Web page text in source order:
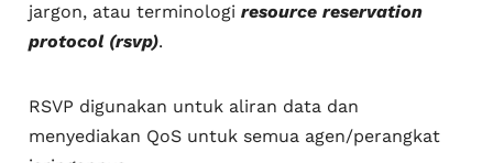
jargon, atau terminologiresource reservation
protocol (rsvp).
RSVP digunakan untuk aliran data dan
menyediakan QoS untuk semua agen/perangkat